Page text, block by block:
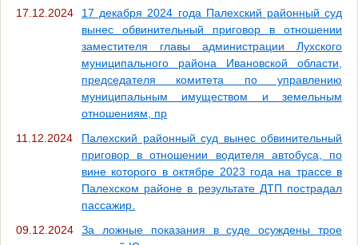
17.12.2024
17 декабря 2024 года Палехский районный суд
вынес обвинительный приговор в отношении
заместителя главы администрации Лухского
муниципального района Ивановской области,
председателя комитета по управлению
муниципальным имуществом и земельным
отношениям, пр
11.12.2024
Палехский районный суд вынес обвинительный
приговор в отношении водителя автобуса, по
вине которого в октябре 2023 года на трассе в
Палехском районе в результате ДТП пострадал
пассажир.
09.12.2024
За ложные показания в суде осуждены трое